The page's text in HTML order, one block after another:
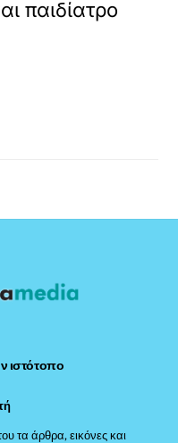
παιδίατρο
ιστότοπο
τα άρθρα, εικόνες και